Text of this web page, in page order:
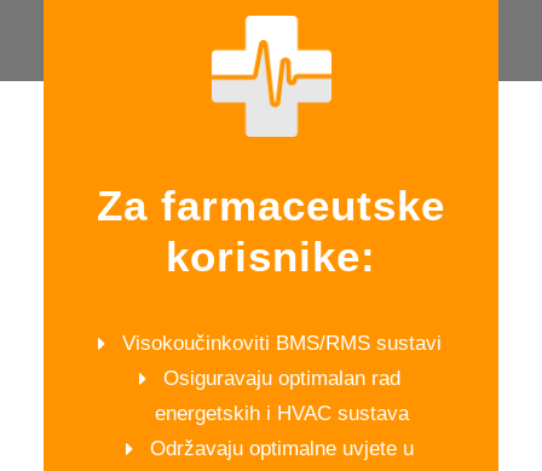
Za farmaceutske
korisnike:
Visokoučinkoviti BMS/RMS sustavi
Osiguravaju optimalan rad
energetskih i HVAC sustava
Održavaju optimalne uvjete u